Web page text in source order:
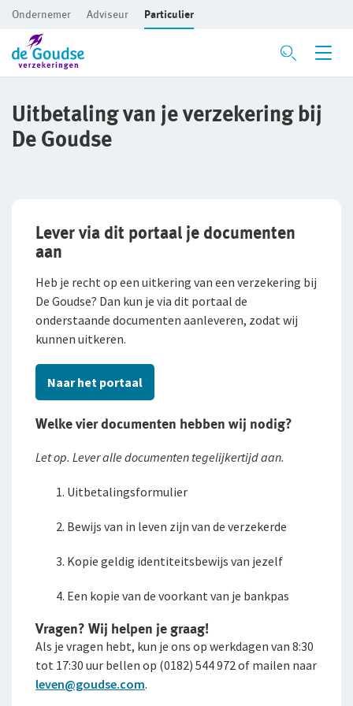
Ondernemer Adviseur Particulier
Mijn gezin en woning
Privé Pakket Online
Aansprakelijkheidsverzekering
Rechtsbijstandverzekering
Ongevallenverzekering
Expat Pakket Individueel
Doorlopende Reisverzekering
Kortlopende Reisverzekering
VvE Pakket
Mijn vervoer
Caravanverzekering
Klassieke Autoverzekering
Motorverzekering
Direct Ingaande Lijfrente
Contraverzekering
Overlijdensrisicoverzekering
Pensioenverzekeringen
FlexxPensioen-beleggen
FlexxPensioen-gegarandeerd kapitaal
Direct Ingaand Pensioen
Beleggingsverzekeringen
Direct Ingaande Beleggingslijfrente
Uitgestelde Beleggingslijfrente
Pensioen 1-2-3
Anw-pensioen
WGA-gatverzekering
Uitbetaling van je verzekering bij
De Goudse
Lever via dit portaal je documenten
aan
Heb je recht op een uitkering van een verzekering bij
De Goudse? Dan kun je via dit portaal de
onderstaande documenten aanleveren, zodat wij
kunnen uitkeren.
Naar het portaal
Welke vier documenten hebben wij nodig?
Let op. Lever alle documenten tegelijkertijd aan.
Uitbetalingsformulier
Bewijs van in leven zijn van de verzekerde
Kopie geldig identiteitsbewijs van jezelf
Een kopie van de voorkant van je bankpas
Vragen? Wij helpen je graag!
Als je vragen hebt, kun je ons op werkdagen van 8:30
tot 17:30 uur bellen op (0182) 544 972 of mailen naar
leven@goudse.com.